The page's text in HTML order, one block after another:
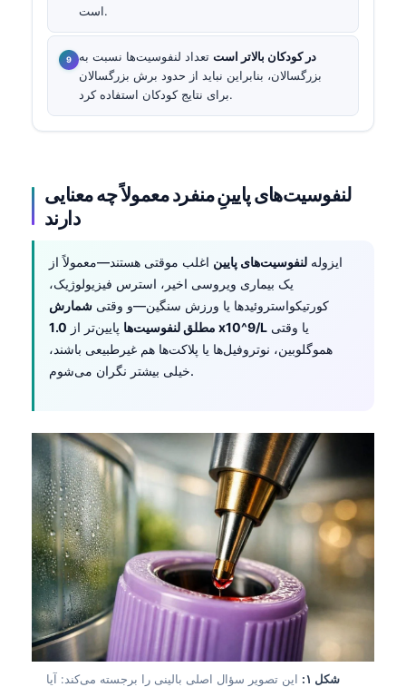
است.
در کودکان بالاتر است تعداد لنفوسیت‌ها نسبت به
بزرگسالان، بنابراین نباید از حدود برش بزرگسالان
برای نتایج کودکان استفاده کرد.
لنفوسیت‌های پایینِ منفرد معمولاً چه معنایی
دارند
ایزوله لنفوسیت‌های پایین اغلب موقتی هستند—معمولاً از
یک بیماری ویروسی اخیر، استرس فیزیولوژیک،
کورتیکواستروئیدها یا ورزش سنگین—و وقتی شمارش
مطلق لنفوسیت‌ها پایین‌تر از 1.0 x10^9/L
هموگلوبین، نوتروفیل‌ها یا پلاکت‌ها هم غیرطبیعی باشند،
خیلی بیشتر نگران می‌شوم.
شکل ۱:
این تصویر سؤال اصلی بالینی را برجسته می‌کند: آیا